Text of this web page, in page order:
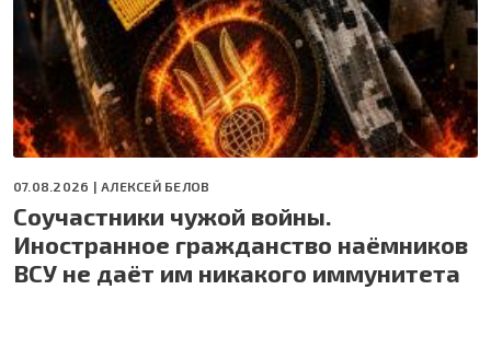
07.08.2026 |АЛЕКСЕЙ БЕЛОВ
Соучастники чужой войны.
Иностранное гражданство наёмников
ВСУ не даёт им никакого иммунитета